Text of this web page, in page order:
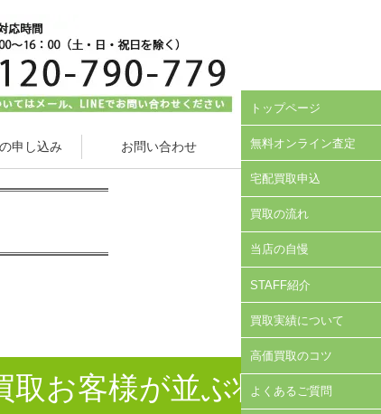
申し込み お問い合わせ
取お客様が並ぶ状
トップページ
無料オンライン査定
宅配買取申込
買取の流れ
当店の自慢
STAFF紹介
買取実績について
高価買取のコツ
よくあるご質問